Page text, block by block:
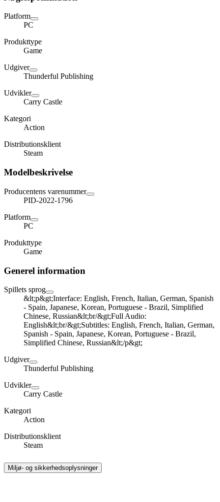
Platform
PC
Produkttype
Game
Udgiver
Thunderful Publishing
Udvikler
Carry Castle
Kategori
Action
Distributionsklient
Steam
Modelbeskrivelse
Producentens varenummer
PID-2022-1796
Platform
PC
Produkttype
Game
Generel information
Spillets sprog
&lt;p&gt;Interface: English, French, Italian, German, Spanish
- Spain, Japanese, Korean, Portuguese - Brazil, Simplified
Chinese, Russian&lt;br/&gt;Full Audio:
English&lt;br/&gt;Subtitles: English, French, Italian, German,
Spanish - Spain, Japanese, Korean, Portuguese - Brazil,
Simplified Chinese, Russian&lt;/p&gt;
Udgiver
Thunderful Publishing
Udvikler
Carry Castle
Kategori
Action
Distributionsklient
Steam
Miljø- og sikkerhedsoplysninger